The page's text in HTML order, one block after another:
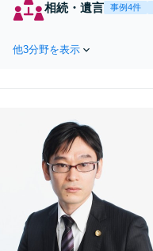
相続・遺言 事例4件
他3分野を表示